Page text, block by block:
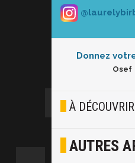
Donnez
Furieux
Joyeux
Osef
À
AUTRES